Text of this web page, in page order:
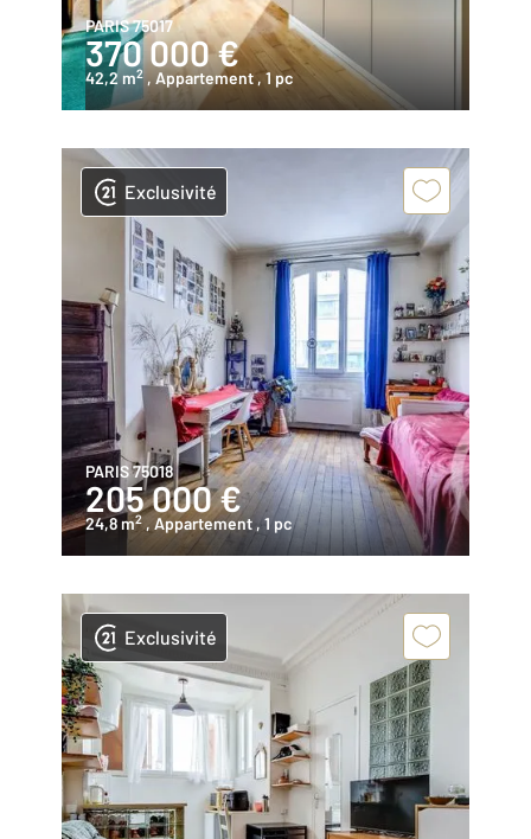
PARIS 75017
370 000 €
42,2 m2 , Appartement , 1 pc
Exclusivité
PARIS 75018
205 000 €
24,8 m2 , Appartement , 1 pc
Exclusivité